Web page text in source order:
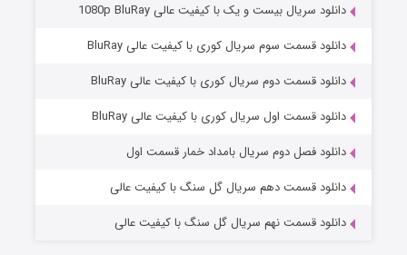
وستی ها
قسمت۱ (زیرنویس) منتشر شد
دانلود سریال بیست و یک با کیفیت عالی 1080p BluRay
دانلود قسمت سوم سریال کوری با کیفیت عالی BluRay
دانلود قسمت دوم سریال کوری با کیفیت عالی BluRay
دانلود قسمت اول سریال کوری با کیفیت عالی BluRay
دانلود فصل دوم سریال بامداد خمار قسمت اول
دانلود قسمت دهم سریال گل سنگ با کیفیت عالی
دانلود قسمت نهم سریال گل سنگ با کیفیت عالی